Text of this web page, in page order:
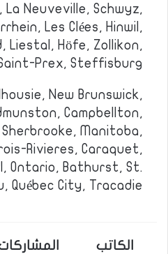
La Neuveville, Schwyz,
Les Clées, Hinwil,
Liestal, Höfe, Zollikon,
Prex, Steffisburg.
New Brunswick,
Campbellton,
Sherbrooke, Manitoba,
Rivieres, Caraquet,
Ontario, Bathurst, St.
Québec City, Tracadie.
الكاتب